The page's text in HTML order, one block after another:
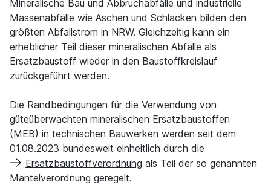
Mineralische Bau und Abbruchabfälle und industrielle
Massenabfälle wie Aschen und Schlacken bilden den
größten Abfallstrom in NRW. Gleichzeitig kann ein
erheblicher Teil dieser mineralischen Abfälle als
Ersatzbaustoff wieder in den Baustoffkreislauf
zurückgeführt werden.
Die Randbedingungen für die Verwendung von
güteüberwachten mineralischen Ersatzbaustoffen
(MEB) in technischen Bauwerken werden seit dem
01.08.2023 bundesweit einheitlich durch die
Ersatzbaustoffverordnung als Teil der so genannten
Mantelverordnung geregelt.